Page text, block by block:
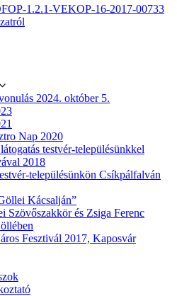
1.2.1-VEKOP-16-2017-00733
2024. október 5.
Nap 2020
testvér-településünkkel
2018
településünkön Csíkpálfalván
Kácsalján”
Szövőszakkör és Zsiga Ferenc
Fesztivál 2017, Kaposvár